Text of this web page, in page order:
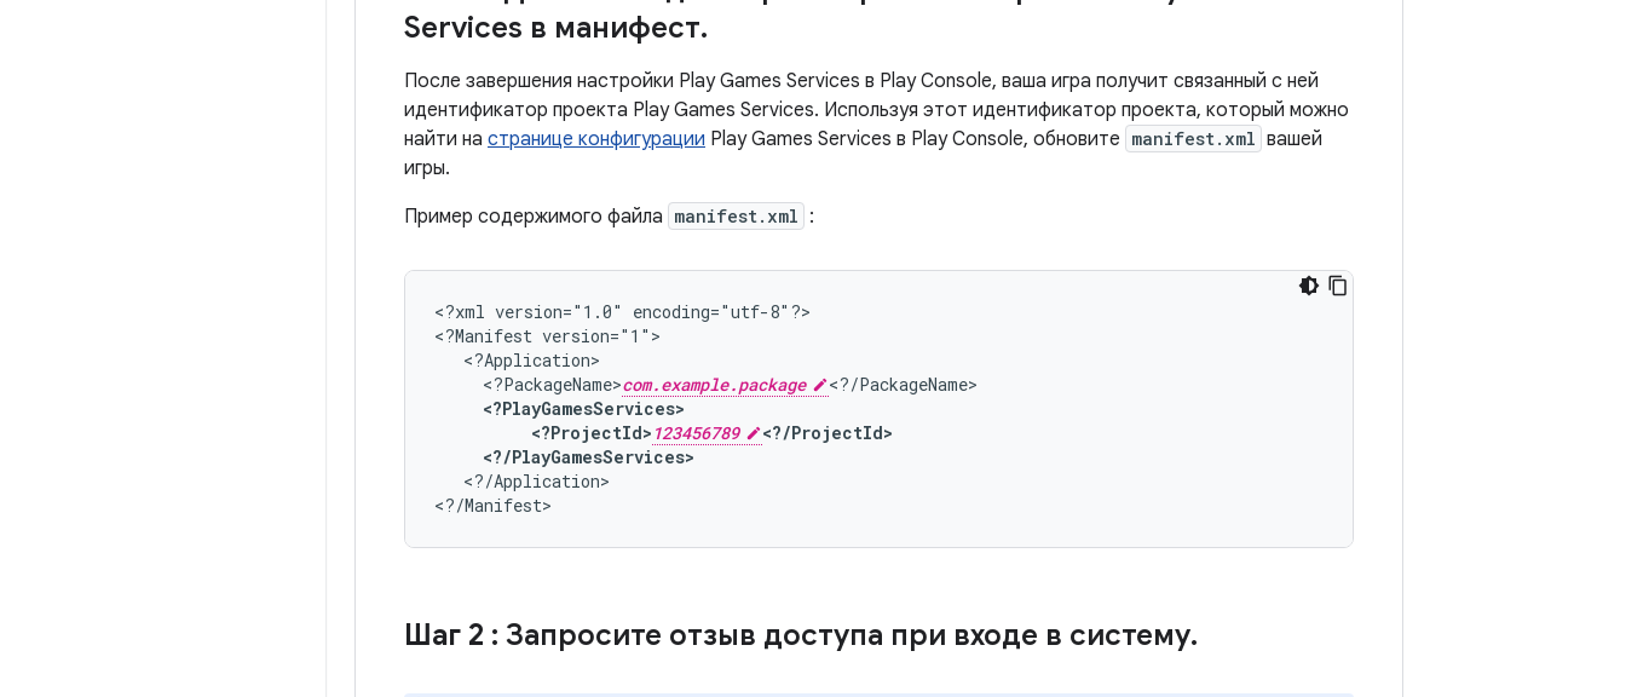
Services в манифест.
После завершения настройки Play Games Services в Play Console, ваша игра получит связанный с ней
идентификатор проекта Play Games Services. Используя этот идентификатор проекта, который можно
найти на странице конфигурации Play Games Services в Play Console, обновите manifest.xml вашей
игры.
Пример содержимого файла manifest.xml :
<?xml version="1.0"
encoding="utf-8"?>
<?Manifest
<?PackageName>com.example.package
<?ProjectId> 123456789
<?/PlayGamesServices>
<?/Application>
Шаг 2 : Запросите отзыв доступа при входе в систему.